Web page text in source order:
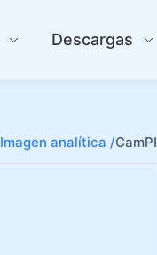
Descargas
Imagen analítica /CamPI